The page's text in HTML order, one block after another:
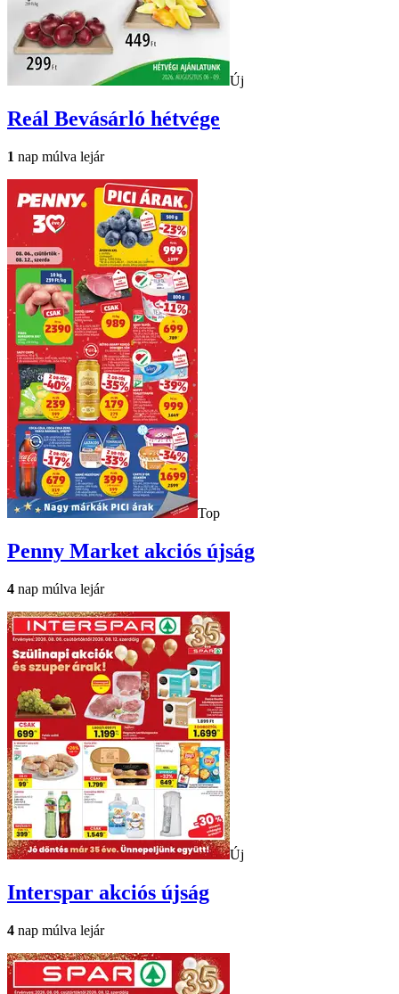
Új
Reál Bevásárló hétvége
1 nap múlva lejár
Top
Penny Market akciós újság
4 nap múlva lejár
Új
Interspar akciós újság
4 nap múlva lejár